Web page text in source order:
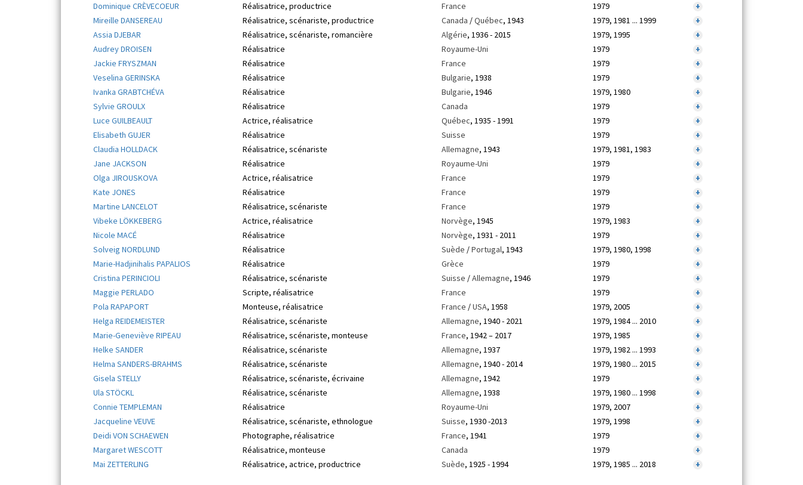
Dominique CRÈVECOEUR
Réalisatrice, productrice France 1979
+
Mireille DANSEREAU
Réalisatrice, scénariste, productrice Canada /Québec, 1943 1979, 1981 ... 1999
+
Assia DJEBAR
Réalisatrice, scénariste, romancière Algérie, 1936 - 2015 1979, 1995
+
Audrey DROISEN
Réalisatrice Royaume-Uni 1979
+
Jackie FRYSZMAN
Réalisatrice France 1979
+
Veselina GERINSKA
Réalisatrice Bulgarie, 1938 1979
+
Ivanka GRABTCHÉVA
Réalisatrice Bulgarie, 1946 1979, 1980
+
Sylvie GROULX
Réalisatrice Canada 1979
+
Luce GUILBEAULT
Actrice, réalisatrice Québec, 1935 - 1991 1979
+
Elisabeth GUJER
Réalisatrice Suisse 1979
+
Claudia HOLLDACK
Réalisatrice, scénariste Allemagne, 1943 1979, 1981, 1983
+
Jane JACKSON
Réalisatrice Royaume-Uni 1979
+
Olga JIROUSKOVA
Actrice, réalisatrice France 1979
+
Kate JONES
Réalisatrice France 1979
+
Martine LANCELOT
Réalisatrice, scénariste France 1979
+
Vibeke LÖKKEBERG
Actrice, réalisatrice Norvège, 1945 1979, 1983
+
Nicole MACÉ
Réalisatrice Norvège, 1931 - 2011 1979
+
Solveig NORDLUND
Réalisatrice Suède /Portugal, 1943 1979, 1980, 1998
+
Marie-Hadjinihalis PAPALIOS
Réalisatrice Grèce 1979
+
Cristina PERINCIOLI
Réalisatrice, scénariste Suisse /Allemagne, 1946 1979
+
Maggie PERLADO
Scripte, réalisatrice France 1979
+
Pola RAPAPORT
Monteuse, réalisatrice France /USA, 1958 1979, 2005
+
Helga REIDEMEISTER
Réalisatrice, scénariste Allemagne, 1940 - 2021 1979, 1984 ... 2010
+
Marie-Geneviève RIPEAU
Réalisatrice, scénariste, monteuse France, 1942 – 2017 1979, 1985
+
Helke SANDER
Réalisatrice, scénariste Allemagne, 1937 1979, 1982 ... 1993
+
Helma SANDERS-BRAHMS
Réalisatrice, scénariste Allemagne, 1940 - 2014 1979, 1980 ... 2015
+
Gisela STELLY
Réalisatrice, scénariste, écrivaine Allemagne, 1942 1979
+
Ula STÖCKL
Réalisatrice, scénariste Allemagne, 1938 1979, 1980 ... 1998
+
Connie TEMPLEMAN
Réalisatrice Royaume-Uni 1979, 2007
+
Jacqueline VEUVE
Réalisatrice, scénariste, ethnologue Suisse, 1930 -2013 1979, 1998
+
Deidi VON SCHAEWEN
Photographe, réalisatrice France, 1941 1979
+
Margaret WESCOTT
Réalisatrice, monteuse Canada 1979
+
Mai ZETTERLING
Réalisatrice, actrice, productrice Suède, 1925 - 1994 1979, 1985 ... 2018 +